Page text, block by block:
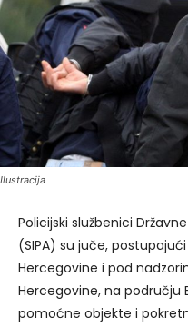
Ilustracija
Policijski službenici
(SIPA) su juče,
Hercegovine i pod
Hercegovine, na području
pomoćne objekte i